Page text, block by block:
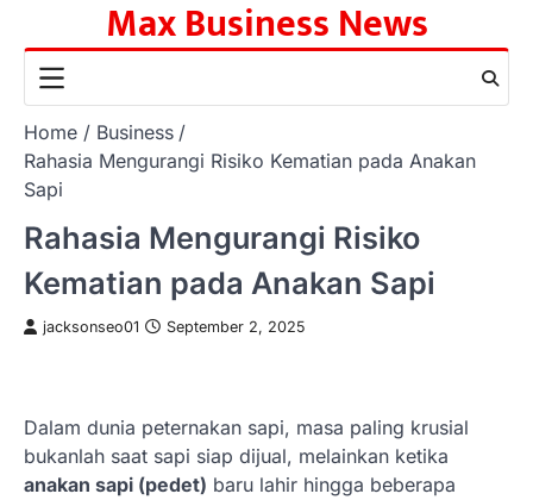
content
Max Business News
Home
Business
Rahasia Mengurangi Risiko Kematian pada Anakan
Sapi
Rahasia Mengurangi Risiko
Kematian pada Anakan Sapi
jacksonseo01 September 2, 2025
Dalam dunia peternakan sapi, masa paling krusial
bukanlah saat sapi siap dijual, melainkan ketika
anakan sapi (pedet) baru lahir hingga beberapa